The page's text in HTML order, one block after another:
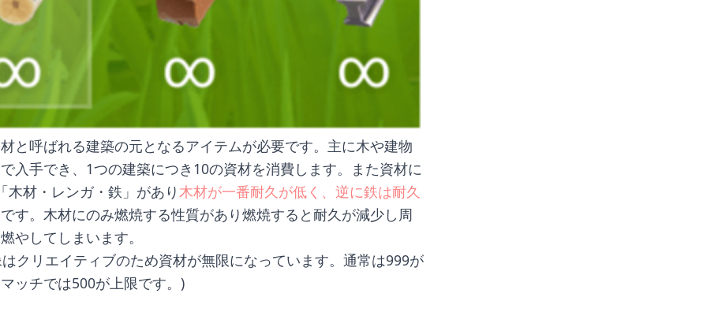
と呼ばれる建築の元となるアイテムが必要です。主に木や建物
入手でき、1つの建築につき10の資材を消費します。また資材に
木材・レンガ・鉄」があり木材が一番耐久が低く、逆に鉄は耐久
です。木材にのみ燃焼する性質があり燃焼すると耐久が減少し周
やしてしまいます。
クリエイティブのため資材が無限になっています。通常は999が
ッチでは500が上限です。)